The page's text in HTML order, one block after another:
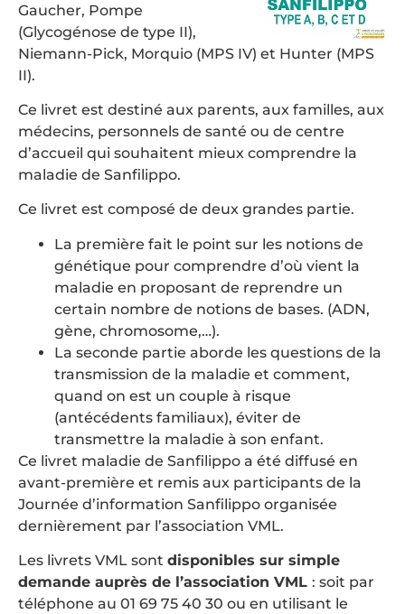
Gaucher, Pompe
(Glycogénose de type II),
Niemann-Pick, Morquio (MPS IV) et Hunter (MPS
II).
Ce livret est destiné aux parents, aux familles, aux
médecins, personnels de santé ou de centre
d’accueil qui souhaitent mieux comprendre la
maladie de Sanfilippo.
Ce livret est composé de deux grandes partie.
La première fait le point sur les notions de
génétique pour comprendre d’où vient la
maladie en proposant de reprendre un
certain nombre de notions de bases. (ADN,
gène, chromosome,…).
La seconde partie aborde les questions de la
transmission de la maladie et comment,
quand on est un couple à risque
(antécédents familiaux), éviter de
transmettre la maladie à son enfant.
Ce livret maladie de Sanfilippo a été diffusé en
avant-première et remis aux participants de la
Journée d’information Sanfilippo organisée
dernièrement par l’association VML.
Les livrets VML sont disponibles sur simple
demande auprès de l’association VML : soit par
téléphone au 01 69 75 40 30 ou en utilisant le